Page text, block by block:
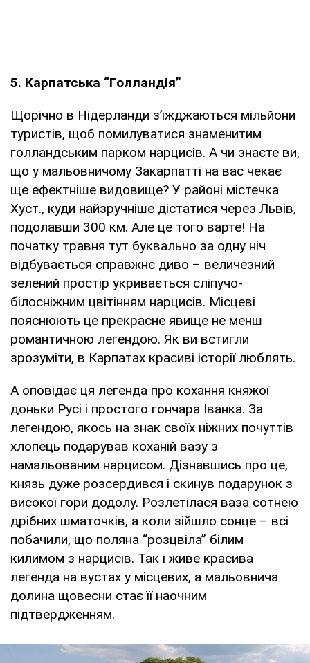
5. Карпатська “Голландія”
Щорічно в Нідерланди з’їжджаються мільйони
туристів, щоб помилуватися знаменитим
голландським парком нарцисів. А чи знаєте ви,
що у мальовничому Закарпатті на вас чекає
ще ефектніше видовище? У районі містечка
Хуст., куди найзручніше дістатися через Львів,
подолавши 300 км. Але це того варте! На
початку травня тут буквально за одну ніч
відбувається справжнє диво – величезний
зелений простір укривається сліпучо-
білосніжним цвітінням нарцисів. Місцеві
пояснюють це прекрасне явище не менш
романтичною легендою. Як ви встигли
зрозуміти, в Карпатах красиві історії люблять.
А оповідає ця легенда про кохання княжої
доньки Русі і простого гончара Іванка. За
легендою, якось на знак своїх ніжних почуттів
хлопець подарував коханій вазу з
намальованим нарцисом. Дізнавшись про це,
князь дуже розсердився і скинув подарунок з
високої гори додолу. Розлетілася ваза сотнею
дрібних шматочків, а коли зійшло сонце – всі
побачили, що поляна “розцвіла” білим
килимом з нарцисів. Так і живе красива
легенда на вустах у місцевих, а мальовнича
долина щовесни стає її наочним
підтвердженням.